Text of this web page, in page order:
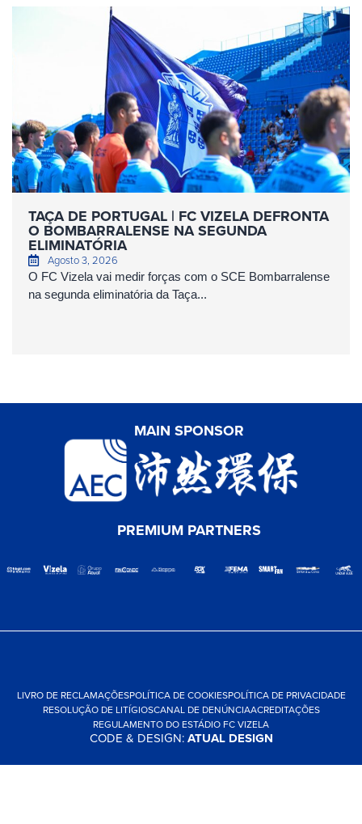
TAÇA DE PORTUGAL | FC VIZELA DEFRONTA
O BOMBARRALENSE NA SEGUNDA
ELIMINATÓRIA
Agosto 3, 2026
O FC Vizela vai medir forças com o SCE Bombarralense
na segunda eliminatória da Taça...
MAIN SPONSOR
PREMIUM PARTNERS
LIVRO DE RECLAMAÇÕESPOLÍTICA DE COOKIESPOLÍTICA DE PRIVACIDADE
RESOLUÇÃO DE LITÍGIOSCANAL DE DENÚNCIAACREDITAÇÕES
REGULAMENTO DO ESTÁDIO FC VIZELA
CODE & DESIGN:ATUAL DESIGN